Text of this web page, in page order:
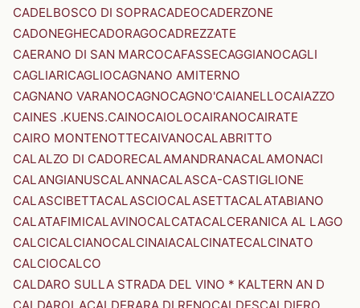
CADELBOSCO DI SOPRACADEOCADERZONE
CADONEGHECADORAGOCADREZZATE
CAERANO DI SAN MARCOCAFASSECAGGIANOCAGLI
CAGLIARICAGLIOCAGNANO AMITERNO
CAGNANO VARANOCAGNOCAGNO'CAIANELLOCAIAZZO
CAINES .KUENS.CAINOCAIOLOCAIRANOCAIRATE
CAIRO MONTENOTTECAIVANOCALABRITTO
CALALZO DI CADORECALAMANDRANACALAMONACI
CALANGIANUSCALANNACALASCA-CASTIGLIONE
CALASCIBETTACALASCIOCALASETTACALATABIANO
CALATAFIMICALAVINOCALCATACALCERANICA AL LAGO
CALCICALCIANOCALCINAIACALCINATECALCINATO
CALCIOCALCO
CALDARO SULLA STRADA DEL VINO * KALTERN AN D